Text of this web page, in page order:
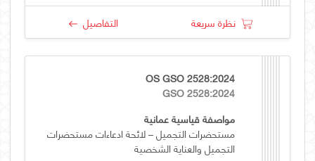
نظرة سريعة التفاصيل
OS GSO 2528:2024
GSO 2528:2024
مواصفة قياسية عمانية
مستحضرات التجميل – لائحة ادعاءات مستحضرات
التجميل والعناية الشخصية